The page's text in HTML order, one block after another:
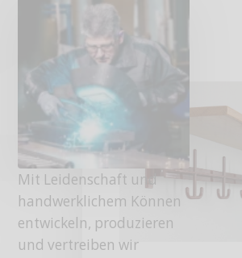
Mit Leidenschaft und
handwerklichem Können
entwickeln, produzieren
und vertreiben wir